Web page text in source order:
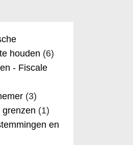
houden (6)
- Fiscale
(3)
(1)
en